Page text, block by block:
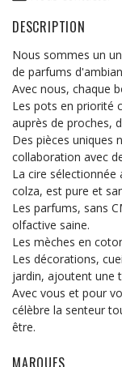
DESCRIPTION
Nous sommes un
de parfums
Avec nous, chaque
Les pots en priorité
auprès de proches,
Des pièces uniques
collaboration avec
La cire sélectionnée
colza, est pure et
Les parfums, sans
olfactive saine.
Les mèches en
Les décorations,
jardin, ajoutent une
Avec vous et pour
célèbre la senteur
être.
MARQUES